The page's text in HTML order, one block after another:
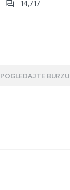
14,717
POGLEDAJTE BURZU